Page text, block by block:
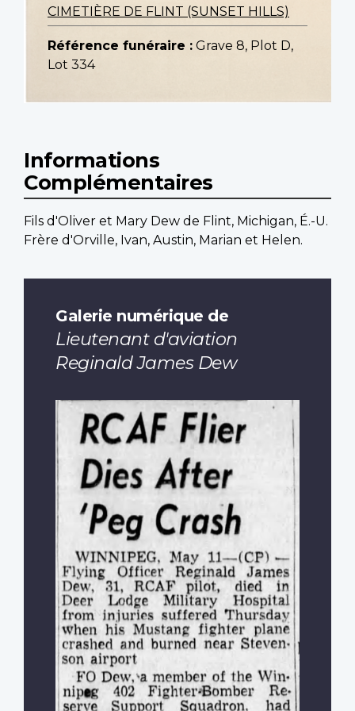
CIMETIÈRE DE FLINT (SUNSET HILLS)
Référence funéraire : Grave 8, Plot D,
Lot 334
Informations
Complémentaires
Fils d'Oliver et Mary Dew de Flint, Michigan, É.-U.
Frère d'Orville, Ivan, Austin, Marian et Helen.
Galerie numérique de
Lieutenant d'aviation
Reginald James Dew